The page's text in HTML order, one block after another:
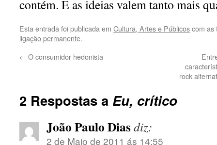
contém. E as ideias valem tanto mais
Esta entrada foi publicada em Cultura, Artes e Públicoscom
ligação permanente.
← O consumidor hedonista
rock
2 Respostas a Eu, crítico
João Paulo Diasdiz:
2 de Maio de 2011 ás 14:55